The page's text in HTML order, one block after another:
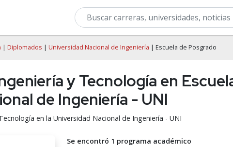
| Diplomados | Universidad Nacional de Ingeniería | Escuela de Posgrado
y Tecnología en
de Ingeniería - UNI
en la Universidad Nacional de Ingeniería - UNI
Se encontró 1 programa académico